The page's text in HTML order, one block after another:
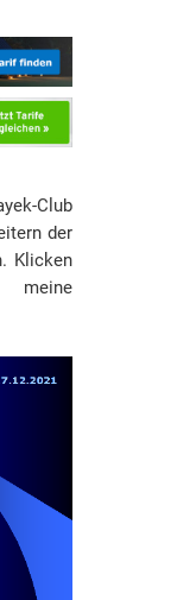
Club
der
Klicken
meine